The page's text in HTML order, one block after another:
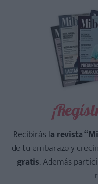
Recibirásla revista
de tu embarazo y
gratis. Además